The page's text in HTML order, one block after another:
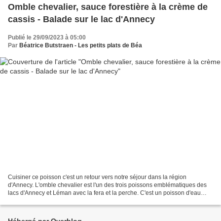
Omble chevalier, sauce forestière à la crème de
cassis - Balade sur le lac d'Annecy
Publié le 29/09/2023 à 05:00
Par Béatrice Butstraen - Les petits plats de Béa
Cuisiner ce poisson c'est un retour vers notre séjour dans la région
d'Annecy. L'omble chevalier est l'un des trois poissons emblématiques des
lacs d'Annecy et Léman avec la fera et la perche. C'est un poisson d'eau